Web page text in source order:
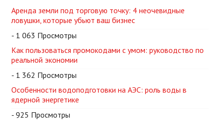
Аренда земли под торговую точку: 4 неочевидные
ловушки, которые убьют ваш бизнес
- 1 063 Просмотры
Как пользоваться промокодами с умом: руководство по
реальной экономии
- 1 362 Просмотры
Особенности водоподготовки на АЭС: роль воды в
ядерной энергетике
- 925 Просмотры